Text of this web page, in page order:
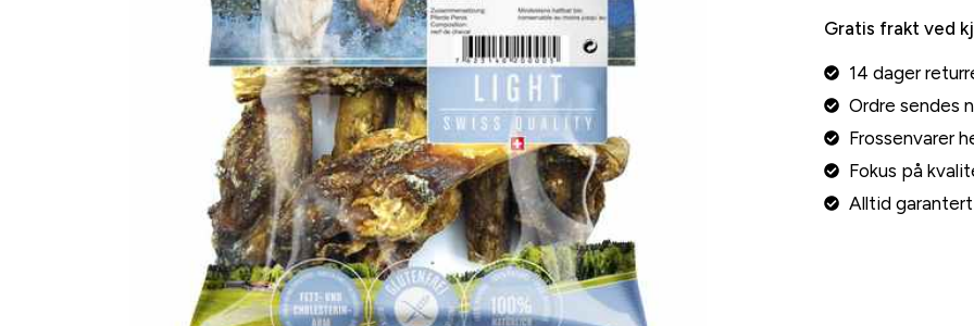
Gratis frakt ved
14 dager
Ordre sendes
Frossenvarer
Fokus på
Alltid